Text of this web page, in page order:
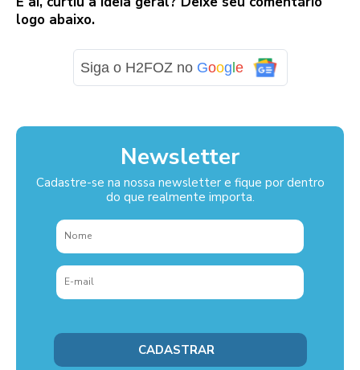
logo abaixo.
Siga o H2FOZ no Goog e
Newsletter
Cadastre-se na nossa newsletter e fique por dentro
do que realmente importa.